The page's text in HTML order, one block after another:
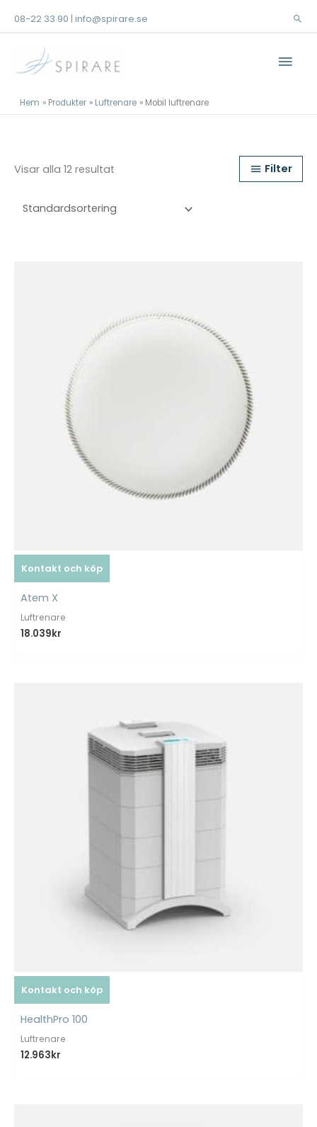
08-22 33 90 info@spirare.se Sök
Hem Produkter Luftrenare Mobil luftrenare
Visar alla 12 resultat Filter
Kontakt och köp
Atem X
Luftrenare
18.039kr
Kontakt och köp
HealthPro 100
Luftrenare
12.963kr